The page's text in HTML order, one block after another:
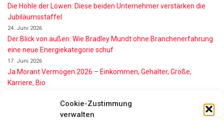
Cookie-Zustimmung
verwalten
Die Höhle der Löwen: Diese beiden Unternehmer verstärken die
Jubiläumsstaffel
24. Juni 2026
Der Blick von außen: Wie Bradley Mundt ohne Branchenerfahrung
eine neue Energiekategorie schuf
17. Juni 2026
Ja Morant Vermögen 2026 – Einkommen, Gehälter, Größe,
Karriere, Bio
Alice Walton Vermögen 2026: So reich ist die Walmart-Erbin